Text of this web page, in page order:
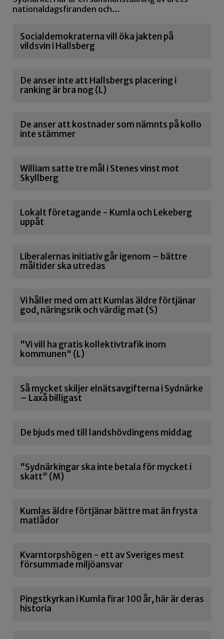
nationaldagsfiranden och...
Socialdemokraterna vill öka jakten på
vildsvin i Hallsberg
De anser inte att Hallsbergs placering i
ranking är bra nog (L)
De anser att kostnader som nämnts på kollo
inte stämmer
William satte tre mål i Stenes vinst mot
Skyllberg
Lokalt företagande - Kumla och Lekeberg
uppåt
Liberalernas initiativ går igenom – bättre
måltider ska utredas
Vi håller med om att Kumlas äldre förtjänar
god, näringsrik och värdig mat (S)
"Vi vill ha gratis kollektivtrafik inom
kommunen" (L)
Så mycket skiljer elnätsavgifterna i Sydnärke
– Laxå billigast
De bjuds med till landshövdingens middag
"Sydnärkingar ska inte betala för mycket i
skatt" (M)
Kumlas äldre förtjänar bättre mat än frysta
matlådor
Kvarntorpshögen - ett av Sveriges mest
försummade miljöansvar
Pingstkyrkan i Kumla firar 100 år, här är deras
historia